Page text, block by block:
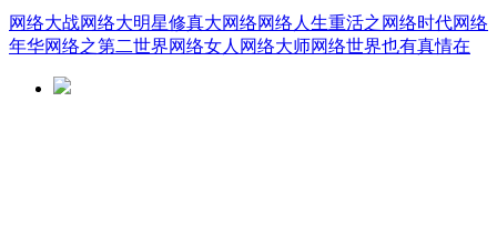
网络大战网络大明星修真大网络网络人生重活之网络时代网络
年华网络之第二世界网络女人 网络大师网络世界也有真情在